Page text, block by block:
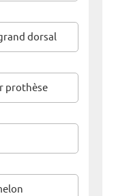
dorsal
prothèse